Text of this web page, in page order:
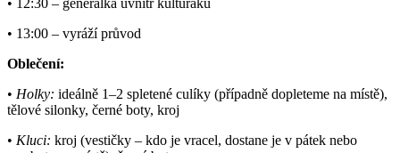
• 12:30 – generálka uvnitř kulturáku
• 13:00 – vyráží průvod
Oblečení:
• Holky: ideálně 1–2 spletené culíky (případně dopleteme na místě),
tělové silonky, černé boty, kroj
• Kluci: kroj (vestičky – kdo je vracel, dostane je v pátek nebo